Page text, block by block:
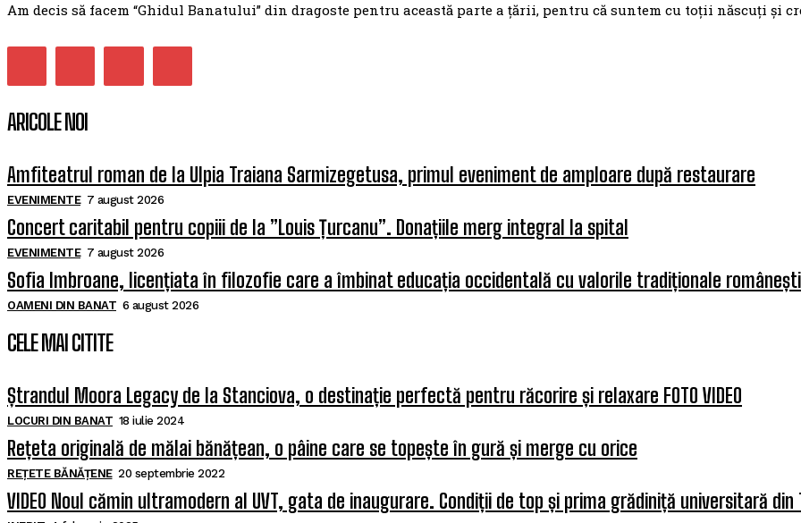
Am decis să facem “Ghidul Banatului” din dragoste pentru această parte a țării, pentru că suntem cu toții născuți și
ARICOLE NOI
Amfiteatrul roman de la Ulpia Traiana Sarmizegetusa, primul eveniment de amploare după restaurare
EVENIMENTE 7 august 2026
Concert caritabil pentru copiii de la ”Louis Țurcanu”. Donațiile merg integral la spital
EVENIMENTE 7 august 2026
Sofia Imbroane, licențiata în filozofie care a îmbinat educația occidentală cu valorile tradiționale românești
OAMENI DIN BANAT 6 august 2026
CELE MAI CITITE
Ștrandul Moora Legacy de la Stanciova, o destinație perfectă pentru răcorire și relaxare FOTO VIDEO
LOCURI DIN BANAT 18 iulie 2024
Rețeta originală de mălai bănățean, o pâine care se topește în gură și merge cu orice
REȚETE BĂNĂȚENE 20 septembrie 2022
VIDEO Noul cămin ultramodern al UVT, gata de inaugurare. Condiții de top și prima grădiniță universitară din